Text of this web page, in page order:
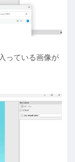
っている画像が